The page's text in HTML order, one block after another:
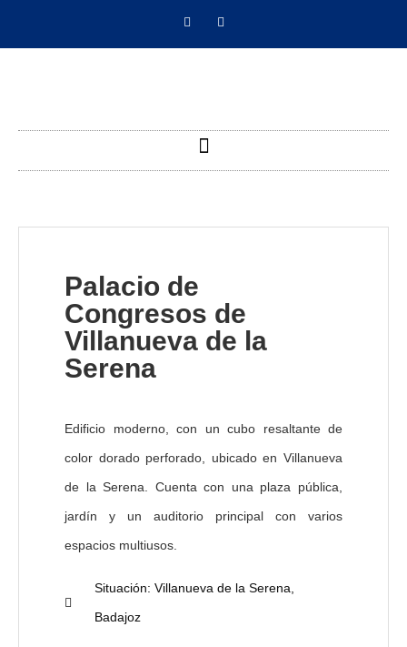
Palacio de
Congresos de
Villanueva de la
Serena
Edificio moderno, con un cubo resaltante de
color dorado perforado, ubicado en Villanueva
de la Serena. Cuenta con una plaza pública,
jardín y un auditorio principal con varios
espacios multiusos.
Situación: Villanueva de la Serena,
Badajoz